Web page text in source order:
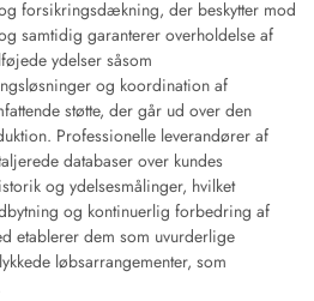
forsikringsdækning, der beskytter mod
samtidig garanterer overholdelse af
ydelser såsom
og koordination af
støtte, der går ud over den
Professionelle leverandører af
databaser over kundes
og ydelsesmålinger, hvilket
og kontinuerlig forbedring af
etablerer dem som uvurderlige
løbsarrangementer, som